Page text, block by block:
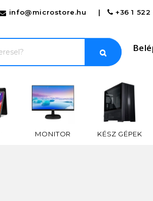
info@microstore.hu | +36 1
MONITOR KÉSZ GÉPEK